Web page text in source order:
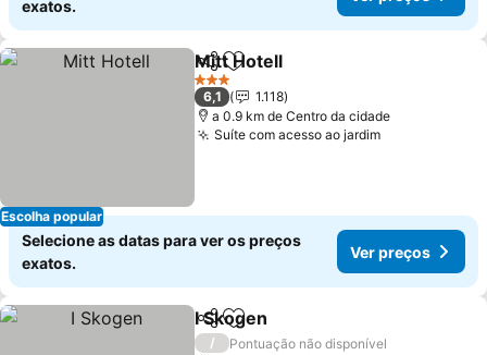
exatos.
Escolha popular
PartilharAdicionar aos favoritos
Mitt Hotell
3 Estrelas
6,1
1.118
a 0.9 km de Centro da cidade
Suíte com acesso ao jardimVer preços
Selecione as datas para ver os preços
exatos.
Ver preços
PartilharAdicionar aos favoritos
I Skogen
/
Pontuação não disponível